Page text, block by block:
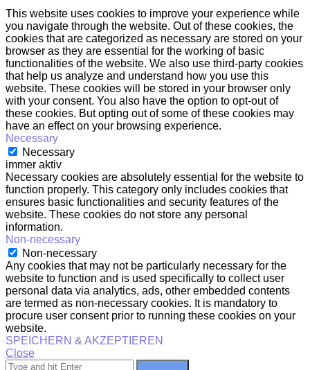
This website uses cookies to improve your experience while
you navigate through the website. Out of these cookies, the
cookies that are categorized as necessary are stored on your
browser as they are essential for the working of basic
functionalities of the website. We also use third-party cookies
that help us analyze and understand how you use this
website. These cookies will be stored in your browser only
with your consent. You also have the option to opt-out of
these cookies. But opting out of some of these cookies may
have an effect on your browsing experience.
Necessary
Necessary
immer aktiv
Necessary cookies are absolutely essential for the website to
function properly. This category only includes cookies that
ensures basic functionalities and security features of the
website. These cookies do not store any personal
information.
Non-necessary
Non-necessary
Any cookies that may not be particularly necessary for the
website to function and is used specifically to collect user
personal data via analytics, ads, other embedded contents
are termed as non-necessary cookies. It is mandatory to
procure user consent prior to running these cookies on your
website.
SPEICHERN & AKZEPTIEREN
Close